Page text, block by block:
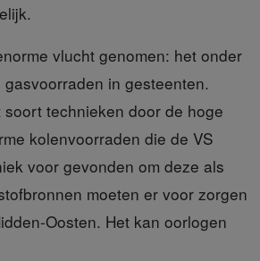
vlucht genomen: het onder
in gesteenten.
technieken door de hoge
kolenvoorraden die de VS
voor gevonden om deze als
moeten er voor zorgen
Oosten. Het kan oorlogen